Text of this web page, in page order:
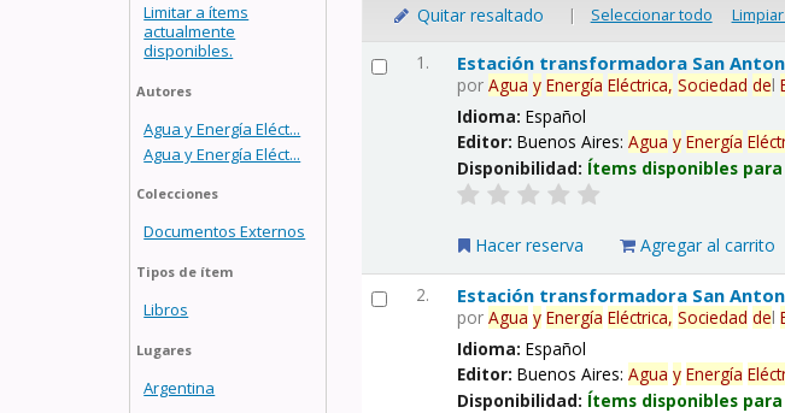
Limitar a ítems
actualmente
disponibles.
Autores
Agua y Energía Eléct...
Agua y Energía Eléct...
Colecciones
Documentos Externos
Tipos de ítem
Libros
Lugares
Argentina
Quitar resaltado | Seleccionar todo
1. Estación transformadora San
porAgua y Energía Eléctrica, Sociedad del
Idioma:Español
Editor:Buenos Aires:Agua y Energía
Disponibilidad: Ítems disponibles
Hacer reserva Agregar al carrito
2. Estación transformadora San
porAgua y Energía Eléctrica, Sociedad del
Idioma:Español
Editor:Buenos Aires:Agua y Energía
Disponibilidad: Ítems disponibles